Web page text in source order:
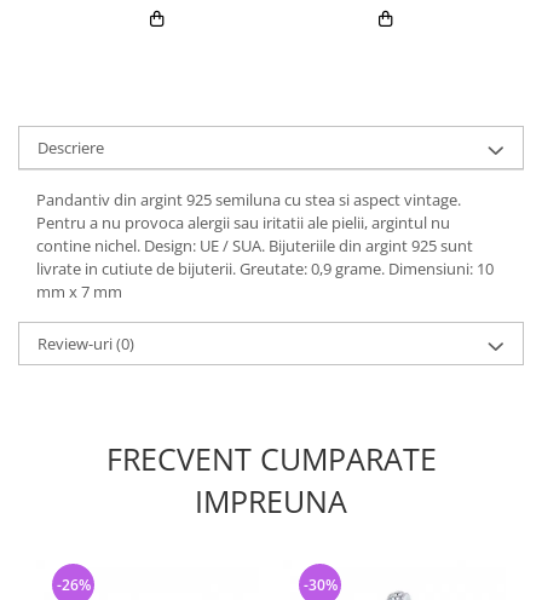
Descriere
Pandantiv din argint 925 semiluna cu stea si aspect vintage.
Pentru a nu provoca alergii sau iritatii ale pielii, argintul nu
contine nichel. Design: UE / SUA. Bijuteriile din argint 925 sunt
livrate in cutiute de bijuterii. Greutate: 0,9 grame. Dimensiuni: 10
mm x 7 mm
Review-uri(0)
FRECVENT CUMPARATE
IMPREUNA
-26% -30%